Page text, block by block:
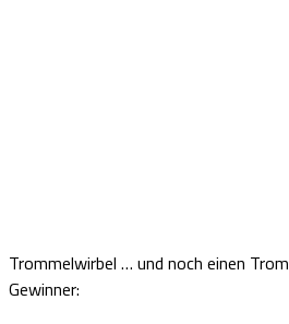
Trommelwirbel … und noch einen
Gewinner: